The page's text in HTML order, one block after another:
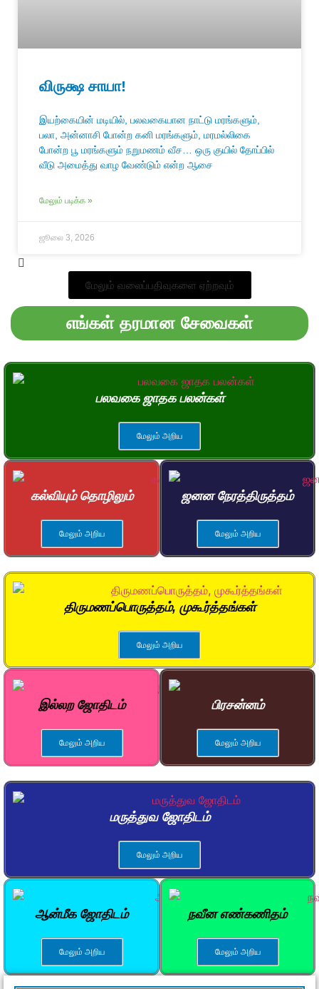
விருக்ஷ சாயா!
இயற்கையின் மடியில், பலவகையான நாட்டு மரங்களும்,
பலா, அன்னாசி போன்ற கனி மரங்களும், மரமல்லிகை
போன்ற பூ மரங்களும் நறுமணம் வீச… ஒரு குயில் தோப்பில்
வீடு அமைத்து வாழ வேண்டும் என்ற ஆசை
மேலும் படிக்க »
ஜூலை 3, 2026
மேலும் வலைப்பதிவுகளை ஏற்றவும்
எங்கள் தரமான சேவைகள்
பலவகை ஜாதக பலன்கள்
மேலும் அறிய
கல்வியும் தொழிலும்
மேலும் அறிய
ஜனன நேரத்திருத்தம்
மேலும் அறிய
திருமணப்பொருத்தம், முகூர்த்தங்கள்
மேலும் அறிய
இல்லற ஜோதிடம்
மேலும் அறிய
பிரசன்னம்
மேலும் அறிய
மருத்துவ ஜோதிடம்
மேலும் அறிய
ஆன்மீக ஜோதிடம்
மேலும் அறிய
நவீன எண்கணிதம்
மேலும் அறிய